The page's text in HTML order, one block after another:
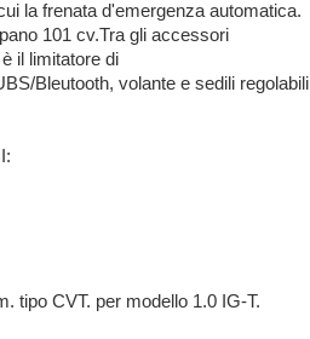
la frenata d'emergenza automatica.
101 cv.Tra gli accessori
il limitatore di
Bleutooth, volante e sedili regolabili
tipo CVT. per modello 1.0 IG-T.